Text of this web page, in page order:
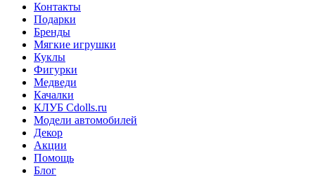
Контакты
Подарки
Бренды
Мягкие игрушки
Куклы
Фигурки
Медведи
Качалки
КЛУБ Cdolls.ru
Модели автомобилей
Декор
Акции
Помощь
Блог